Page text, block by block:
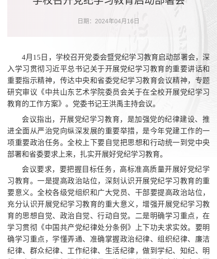
日期：2024年04月16日
4月15日，学校召开党委会暨党纪学习教育启动部署会，深
入学习贯彻习近平总书记关于开展党纪学习教育的重要讲话和
重要指示精神，传达中央和省委党纪学习教育会议精神，专题
研究审议《中共山东艺术学院委员会关于在全校开展党纪学习
教育的工作方案》。党委书记王洪禹主持会议。
会议指出，开展党纪学习教育，是加强党的纪律建设、推
进全面从严治党向纵深发展的重要举措，是今年党建工作的一
项重要政治任务。全校上下要自觉把思想和行动统一到党中央
部署和省委要求上来，扎实开展好党纪学习教育。
会议要求，要把握目标任务，高标准高质量开展好党纪学
习教育。一是提高政治站位，深刻认识开展党纪学习教育的重
要意义。全校各级党组织和广大党员、干部要提高政治站位，
充分认识开展党纪学习教育的重大意义，增强开展党纪学习教
育的思想自觉、政治自觉、行动自觉。二是明确学习重点，在
学习贯彻《中国共产党纪律处分条例》上下功夫求实效。要明
确学习重点，学懂弄通、准确掌握政治纪律、组织纪律、廉洁
纪律、群众纪律、工作纪律、生活纪律，做到学纪、知纪、明